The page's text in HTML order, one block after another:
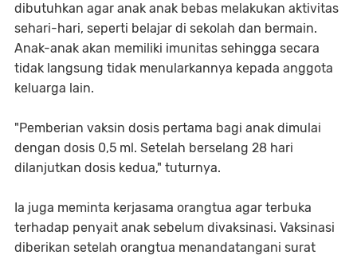
dibutuhkan agar anak anak bebas melakukan aktivitas
sehari-hari, seperti belajar di sekolah dan bermain.
Anak-anak akan memiliki imunitas sehingga secara
tidak langsung tidak menularkannya kepada anggota
keluarga lain.
"Pemberian vaksin dosis pertama bagi anak dimulai
dengan dosis 0,5 ml. Setelah berselang 28 hari
dilanjutkan dosis kedua," tuturnya.
Ia juga meminta kerjasama orangtua agar terbuka
terhadap penyait anak sebelum divaksinasi. Vaksinasi
diberikan setelah orangtua menandatangani surat